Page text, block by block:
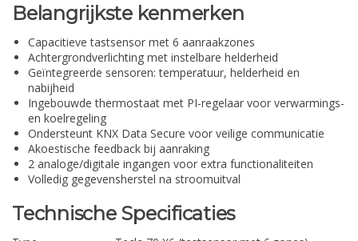
Belangrijkste kenmerken
Capacitieve tastsensor met 6 aanraakzones
Achtergrondverlichting met instelbare helderheid
Geïntegreerde sensoren: temperatuur, helderheid en
nabijheid
Ingebouwde thermostaat met PI-regelaar voor verwarmings-
en koelregeling
Ondersteunt KNX Data Secure voor veilige communicatie
Akoestische feedback bij aanraking
2 analoge/digitale ingangen voor extra functionaliteiten
Volledig gegevensherstel na stroomuitval
Technische Specificaties